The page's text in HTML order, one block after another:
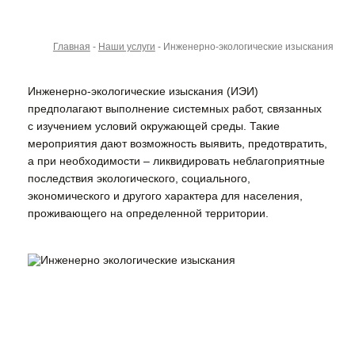
Главная - Наши услуги - Инженерно-экологические изыскания
Инженерно-экологические изыскания (ИЭИ)
предполагают выполнение системных работ, связанных
с изучением условий окружающей среды. Такие
мероприятия дают возможность выявить, предотвратить,
а при необходимости – ликвидировать неблагоприятные
последствия экологического, социального,
экономического и другого характера для населения,
проживающего на определенной территории.